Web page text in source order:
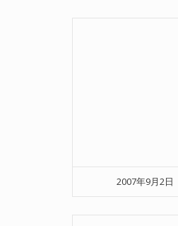
2007年9月2日